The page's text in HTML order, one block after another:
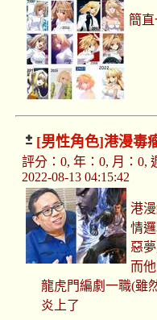
簡直
[男性角色]港漫毒
評分：0, 年：0, 月：0,
2022-08-13 04:15:42
港
情
惡
而
龍虎門編劇一職(雖
炎上了